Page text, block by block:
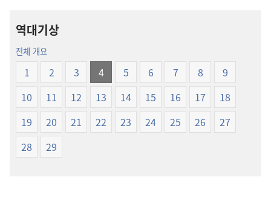
역대기상
전체 개요
1 2 3 4 5 6 7 8
9
10
11 12 13 14 15 16 17
18
19
20 21 22 23 24 25 26
27
28
29